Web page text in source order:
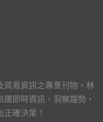
貿易資訊之專業刊物，林
即時資訊，洞察趨勢，
確決策！